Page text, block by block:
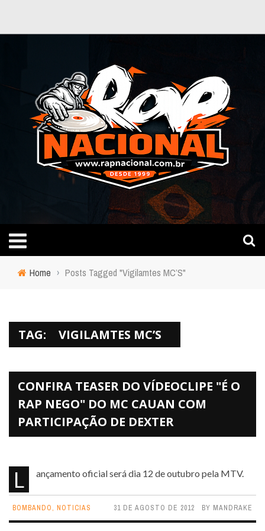
Home › Posts Tagged "Vigilamtes MC’S"
TAG: VIGILAMTES MC’S
CONFIRA TEASER DO VÍDEOCLIPE "É O
RAP NEGO" DO MC CAUAN COM
PARTICIPAÇÃO DE DEXTER
Lançamento oficial será dia 12 de outubro pela MTV.
BOMBANDO, NOTICIAS 31 DE AGOSTO DE 2012 BY MANDRAKE